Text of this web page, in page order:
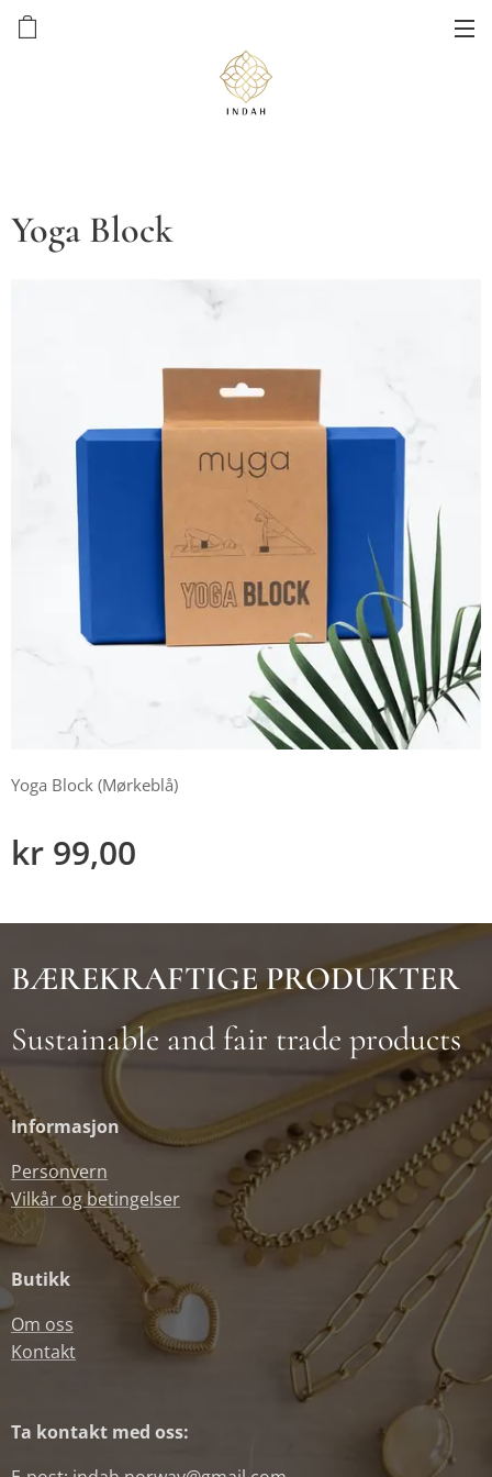
Yoga Block
Yoga Block (Mørkeblå)
kr 99,00
BÆREKRAFTIGE PRODUKTER
Sustainable and fair trade products
Informasjon
Personvern
Vilkår og betingelser
Butikk
Om oss
Kontakt
Ta kontakt med oss: